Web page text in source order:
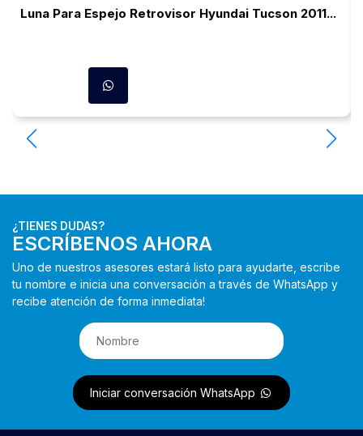
Luna Para Espejo Retrovisor Hyundai Tucson 2011...
¿TIENES DUDAS?
ESCRÍBENOS AHORA
Uno de nuestros asesores estará listo para ayudarte, escribe
tu nombre e inicia una conversación a través de WhatsApp y
recibe atención de forma inmediata!
Iniciar conversación WhatsApp